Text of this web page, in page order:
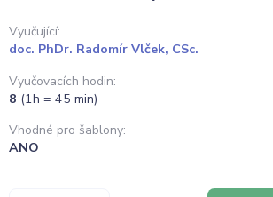
Vyučující:
doc. PhDr. Radomír Vlček, CSc.
Vyučovacích hodin:
8 (1h = 45 min)
Vhodné pro šablony:
ANO